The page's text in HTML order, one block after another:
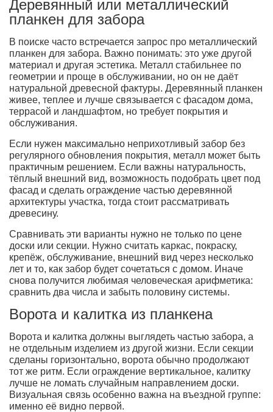
Деревянный или металлический
планкен для забора
В поиске часто встречается запрос про металлический
планкен для забора. Важно понимать: это уже другой
материал и другая эстетика. Металл стабильнее по
геометрии и проще в обслуживании, но он не даёт
натуральной древесной фактуры. Деревянный планкен
живее, теплее и лучше связывается с фасадом дома,
террасой и ландшафтом, но требует покрытия и
обслуживания.
Если нужен максимально неприхотливый забор без
регулярного обновления покрытия, металл может быть
практичным решением. Если важны натуральность,
тёплый внешний вид, возможность подобрать цвет под
фасад и сделать ограждение частью деревянной
архитектуры участка, тогда стоит рассматривать
древесину.
Сравнивать эти варианты нужно не только по цене
доски или секции. Нужно считать каркас, покраску,
крепёж, обслуживание, внешний вид через несколько
лет и то, как забор будет сочетаться с домом. Иначе
снова получится любимая человеческая арифметика:
сравнить два числа и забыть половину системы.
Ворота и калитка из планкена
Ворота и калитка должны выглядеть частью забора, а
не отдельным изделием из другой жизни. Если секции
сделаны горизонтально, ворота обычно продолжают
тот же ритм. Если ограждение вертикальное, калитку
лучше не ломать случайным направлением доски.
Визуальная связь особенно важна на въездной группе:
именно её видно первой.